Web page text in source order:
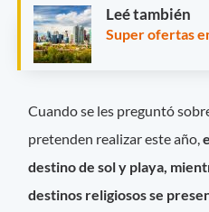
Leé también
Super ofertas
Cuando se les preguntó
pretenden realizar este año,
destino de sol y playa,
destinos religiosos se